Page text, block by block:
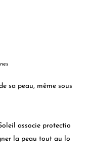
sa peau, même sous
associe protectio
la peau tout au lo